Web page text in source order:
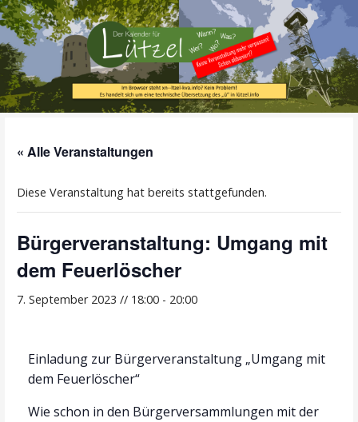
Zum
Inhalt
springen
Lützel
« Alle Veranstaltungen
Diese Veranstaltung hat bereits stattgefunden.
Bürgerveranstaltung: Umgang mit
dem Feuerlöscher
7. September 2023 // 18:00- 20:00
Einladung zur Bürgerveranstaltung „Umgang mit
dem Feuerlöscher“
Wie schon in den Bürgerversammlungen mit der